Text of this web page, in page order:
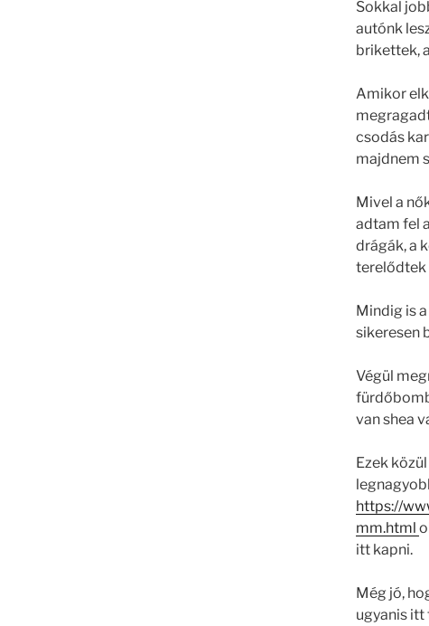
Sokkal
autónk
brikettek,
Amikor
csodás
majdnem
Mivel a
adtam fel
drágák, a
terelődtek
Mindig is
sikeresen
Végül
van shea
Ezek
https://
mm.html
itt kapni.
Még jó,
ugyanis